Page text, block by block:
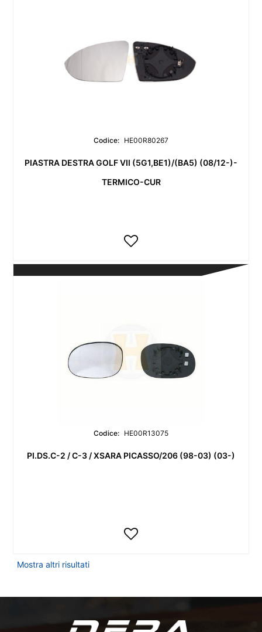
Codice: HE00R80267
PIASTRA DESTRA GOLF VII (5G1,BE1)/(BA5) (08/12-)-
TERMICO-CUR
Codice: HE00R13075
PI.DS.C-2 / C-3 / XSARA PICASSO/206 (98-03) (03-)
Mostra altri risultati